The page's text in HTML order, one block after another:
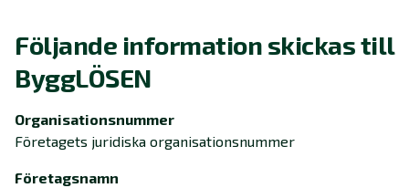
Följande information skickas till
ByggLÖSEN
Organisationsnummer
Företagets juridiska organisationsnummer
Företagsnamn